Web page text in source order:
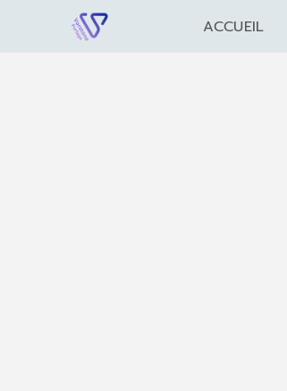
ACCUEIL